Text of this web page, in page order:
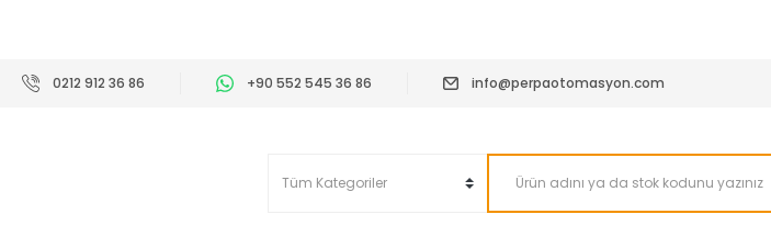
0212 912 36 86 +90 552 545 36 86 info@perpaotomasyon.com